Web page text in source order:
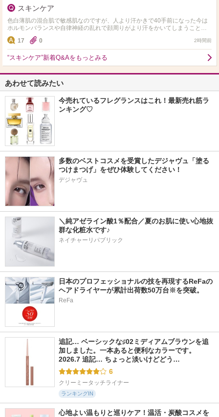
スキンケア
色白薄肌の混合肌で敏感肌なのですが、人より汗かきで40手前になった今は
ホルモンバランスや自律神経の乱れで顔周りがより汗をかいてしまうこと
と、毎日のエアコンで内側が乾いている感じがします。同じような…
17 0 2時間前
“スキンケア”新着Q&Aをもっとみる
あわせて読みたい
今売れているフレグランスはこれ！最新売れ筋ラ
ンキング♡
多数のベストコスメを受賞したデジャヴュ「塗る
つけまつげ」をぜひ体験してください！
デジャヴュ
＼純アゼライン酸1％配合／夏のお肌に使い心地抜
群な化粧水です♪
ネイチャーリパブリック
日本のプロフェッショナルの技を再現するReFaの
ヘアドライヤーが累計出荷数50万台※を突破。
ReFa
追記… ベーシックな♯02ミディアムブラウンを追
加しました。一本あると便利なカラーです。
2026.7 追記… ちょっと淡いけどどう…
6
クリーミータッチライナー
ランキングIN
心地よい温もりと巡りケア！温活・炭酸コスメを